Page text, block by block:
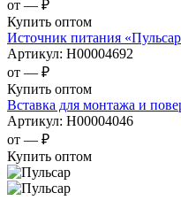
от — ₽
Купить оптом
Источник питания
Артикул: Н00004692
от — ₽
Купить оптом
Вставка для монтажа и
Артикул: Н00004046
от — ₽
Купить оптом